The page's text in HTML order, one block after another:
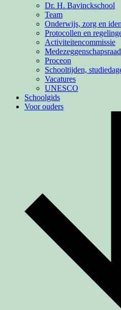
Dr. H. Bavinckschool
Team
Onderwijs, zorg en
Protocollen en
Activiteiten­commissie
Medezeggenschapsraad
Proceon
Schooltijden,
Vacatures
UNESCO
Schoolgids
Voor ouders